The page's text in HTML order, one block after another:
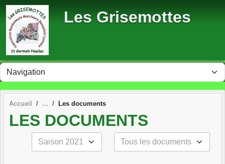
Les Grisemottes
Accueil Les documents
LES DOCUMENTS
Panneau de gestion des cookies